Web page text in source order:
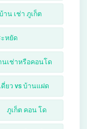
าน เช่า ภูเก็ต
หยัด
นเช่าหรือคอนโด
ยว vs บ้านแฝด
ภูเก็ต คอน โด